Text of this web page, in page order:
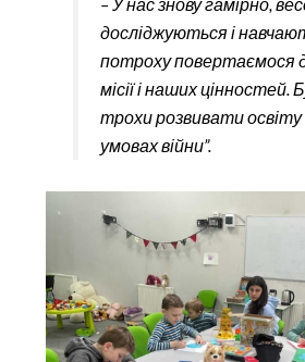
– У нас знову гамірно,
досліджуються і
потроху повертаємося
місії і наших цінностей.
трохи розвивати освіту
умовах війни”.